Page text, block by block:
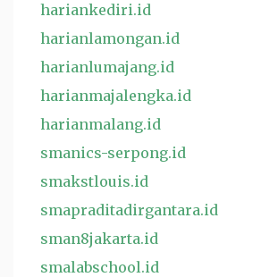
hariankediri.id
harianlamongan.id
harianlumajang.id
harianmajalengka.id
harianmalang.id
smanics-serpong.id
smakstlouis.id
smapraditadirgantara.id
sman8jakarta.id
smalabschool.id